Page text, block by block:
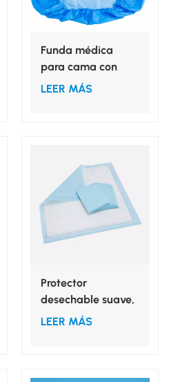
Funda médica
para cama con
elástico completo
LEER MÁS
Protector
desechable suave,
súper transpirable
LEER MÁS